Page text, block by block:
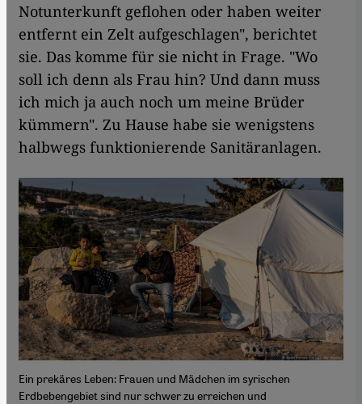
Notunterkunft geflohen oder haben weiter
entfernt ein Zelt aufgeschlagen", berichtet
sie. Das komme für sie nicht in Frage. "Wo
soll ich denn als Frau hin? Und dann muss
ich mich ja auch noch um meine Brüder
kümmern". Zu Hause habe sie wenigstens
halbwegs funktionierende Sanitäranlagen.
Ein prekäres Leben: Frauen und Mädchen im syrischen
Erdbebengebiet sind nur schwer zu erreichen und